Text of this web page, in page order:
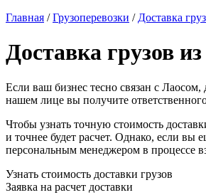
Главная /Грузоперевозки / Доставка
Доставка грузов
Если ваш бизнес тесно связан с
нашем лице вы получите
Чтобы узнать точную стоимость
и точнее будет расчет. Однако, если вы
персональным менеджером в процессе
Узнать стоимость доставки грузов
Заявка на расчет доставки